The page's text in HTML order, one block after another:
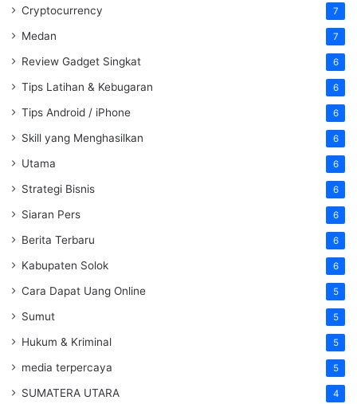
Cryptocurrency 7
Medan 7
Review Gadget Singkat 6
Tips Latihan & Kebugaran 6
Tips Android / iPhone 6
Skill yang Menghasilkan 6
Utama 6
Strategi Bisnis 6
Siaran Pers 6
Berita Terbaru 6
Kabupaten Solok 6
Cara Dapat Uang Online 5
Sumut 5
Hukum & Kriminal 5
media terpercaya 5
SUMATERA UTARA 4